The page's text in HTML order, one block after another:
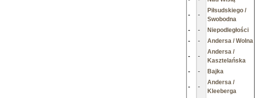
- -
Piłsudskiego /
Swobodna
-
-
Niepodległości
-
- Andersa / Wolna
- -
Andersa /
Kasztelańska
-
- Bajka
- -
Andersa /
Kleeberga